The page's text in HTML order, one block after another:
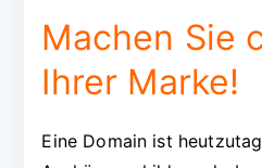
Machen Sie
Ihrer Marke!
Eine Domain ist